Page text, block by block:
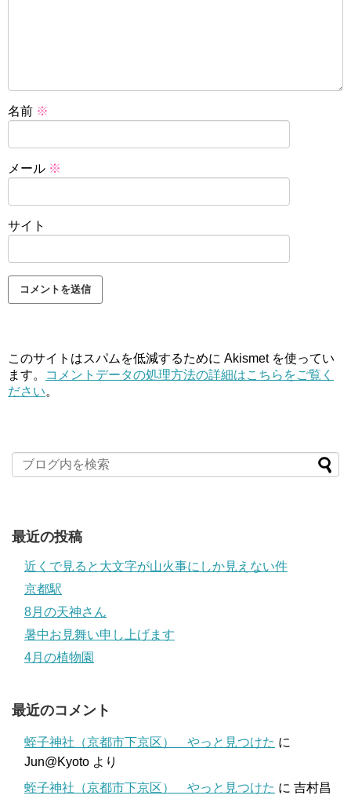
名前 ※
メール ※
サイト
このサイトはスパムを低減するために Akismet を使ってい
ます。
コメントデータの処理方法の詳細はこちらをご覧く
ださい。
最近の投稿
近くで見ると大文字が山火事にしか見えない件
京都駅
8月の天神さん
暑中お見舞い申し上げます
4月の植物園
最近のコメント
蛭子神社（京都市下京区） やっと見つけた に
Jun@Kyoto より
蛭子神社（京都市下京区） やっと見つけた に 吉村昌